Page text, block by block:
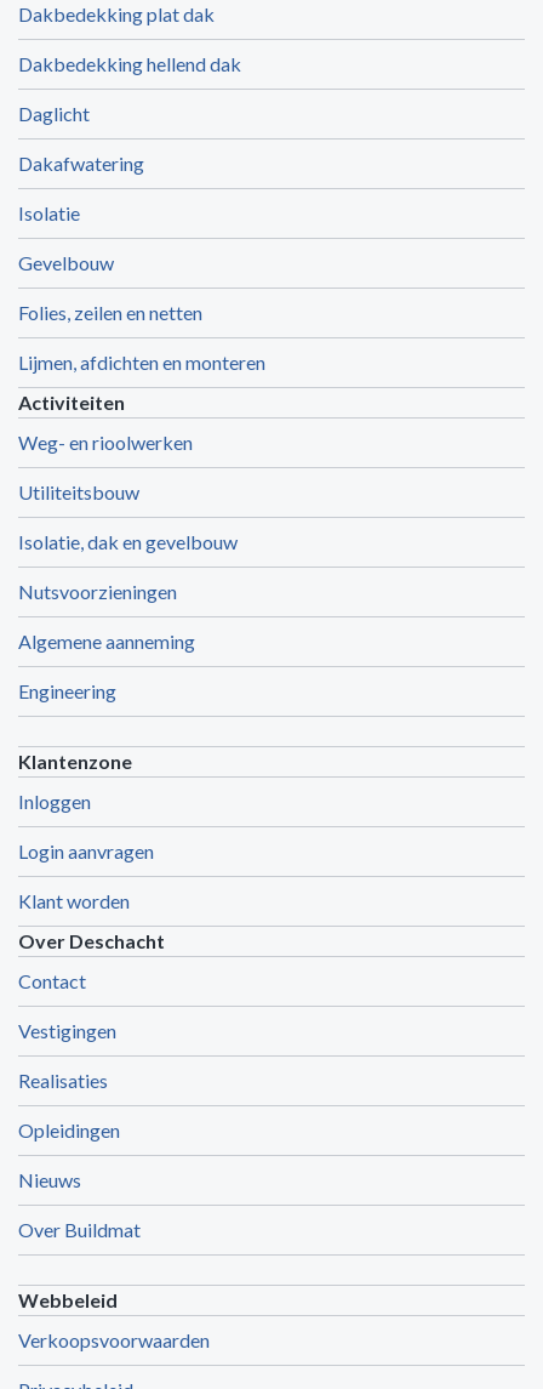
Dakbedekking plat dak
Dakbedekking hellend dak
Daglicht
Dakafwatering
Isolatie
Gevelbouw
Folies, zeilen en netten
Lijmen, afdichten en monteren
Activiteiten
Weg- en rioolwerken
Utiliteitsbouw
Isolatie, dak en gevelbouw
Nutsvoorzieningen
Algemene aanneming
Engineering
Klantenzone
Inloggen
Login aanvragen
Klant worden
Over Deschacht
Contact
Vestigingen
Realisaties
Opleidingen
Nieuws
Over Buildmat
Webbeleid
Verkoopsvoorwaarden